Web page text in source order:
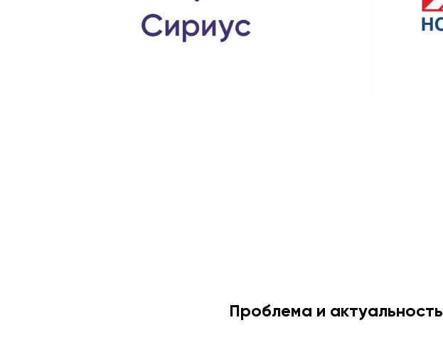
Проблема и актуальность